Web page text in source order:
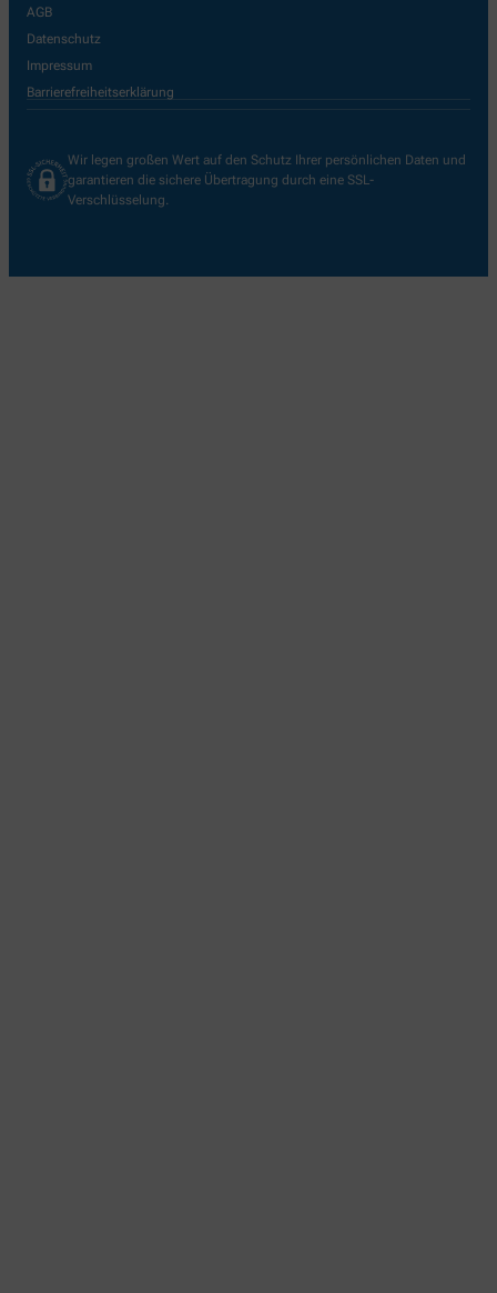
AGB
Datenschutz
Impressum
Barrierefreiheitserklärung
Wir legen großen Wert auf den Schutz Ihrer persönlichen Daten und
garantieren die sichere Übertragung durch eine SSL-
Verschlüsselung.